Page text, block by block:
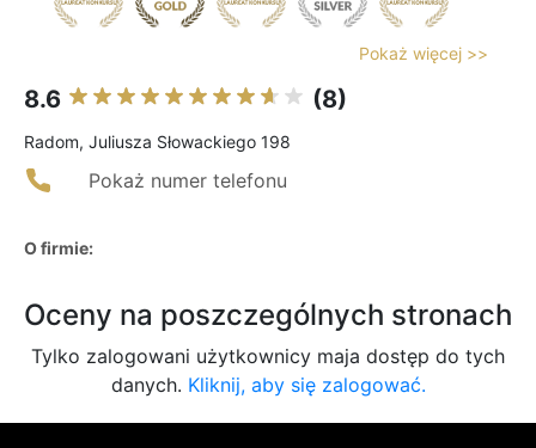
Pokaż więcej >>
8.6 (8)
Radom, Juliusza Słowackiego 198
Pokaż numer telefonu
O firmie:
Oceny na poszczególnych stronach
Tylko zalogowani użytkownicy maja dostęp do tych
danych. Kliknij, aby się zalogować.